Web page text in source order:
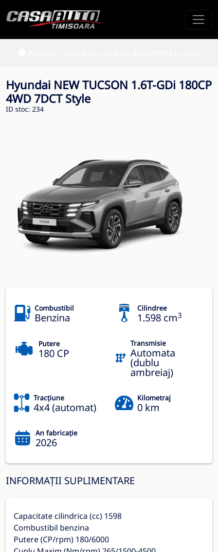
Hyundai NEW TUCSON 1.6T-GDi 180CP
4WD 7DCT Style
ID stoc: 234
Combustibil
Benzina
Cilindree
1.598 cm3
Putere
180 CP
Transmisie
Automata
(dublu
ambreiaj)
Tracțiune
4x4 (automat)
Kilometraj
0 km
An fabricație
2026
INFORMAȚII SUPLIMENTARE
Capacitate cilindrica (cc) 1598
Combustibil benzina
Putere (CP/rpm) 180/6000